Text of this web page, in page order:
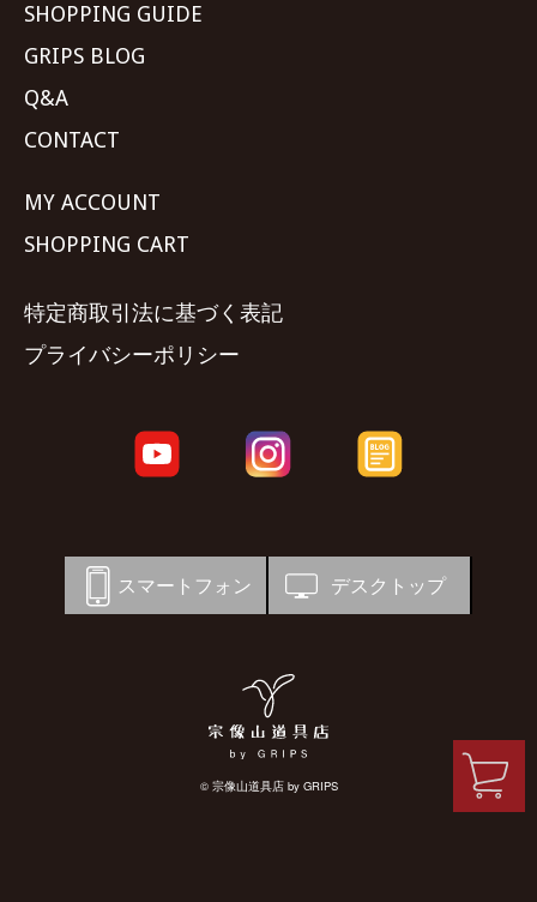
SHOPPING GUIDE
GRIPS BLOG
Q&A
CONTACT
MY ACCOUNT
SHOPPING CART
特定商取引法に基づく表記
プライバシーポリシー
スマートフォン デスクトップ
© 宗像山道具店 by GRIPS